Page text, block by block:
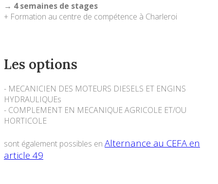
→ 4 semaines de stages
+ Formation au centre de compétence à Charleroi
Les options
- MECANICIEN DES MOTEURS DIESELS ET ENGINS
HYDRAULIQUEs
- COMPLEMENT EN MECANIQUE AGRICOLE ET/OU
HORTICOLE
sont également possibles en Alternance au CEFA en
article 49